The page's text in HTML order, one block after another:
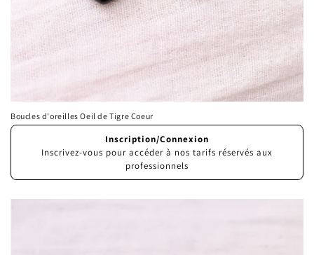
Boucles d'oreilles Oeil de Tigre Coeur
Prix
habituel
Inscription/Connexion
Inscrivez-vous pour accéder à nos tarifs réservés aux
professionnels